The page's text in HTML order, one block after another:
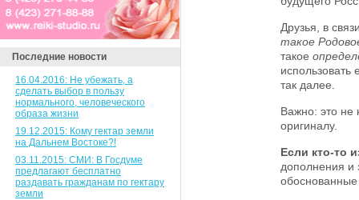
Последние новости
16.04.2016: Не убежать, а
сделать выбор в пользу
нормального, человеческого
образа жизни
19.12.2015: Кому гектар земли
на Дальнем Востоке?!
03.11.2015: СМИ: В Госдуме
предлагают бесплатно
раздавать гражданам по гектару
земли
Друзья, в
такое
такое
использовать
так далее.
Важно: это не
оригиналу.
Если кто-то
дополнения